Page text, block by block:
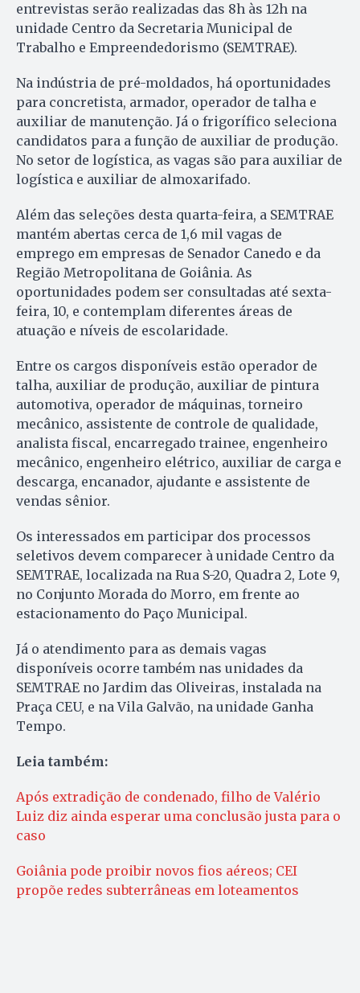
entrevistas serão realizadas das 8h às 12h na
unidade Centro da Secretaria Municipal de
Trabalho e Empreendedorismo (SEMTRAE).
Na indústria de pré-moldados, há oportunidades
para concretista, armador, operador de talha e
auxiliar de manutenção. Já o frigorífico seleciona
candidatos para a função de auxiliar de produção.
No setor de logística, as vagas são para auxiliar de
logística e auxiliar de almoxarifado.
Além das seleções desta quarta-feira, a SEMTRAE
mantém abertas cerca de 1,6 mil vagas de
emprego em empresas de Senador Canedo e da
Região Metropolitana de Goiânia. As
oportunidades podem ser consultadas até sexta-
feira, 10, e contemplam diferentes áreas de
atuação e níveis de escolaridade.
Entre os cargos disponíveis estão operador de
talha, auxiliar de produção, auxiliar de pintura
automotiva, operador de máquinas, torneiro
mecânico, assistente de controle de qualidade,
analista fiscal, encarregado trainee, engenheiro
mecânico, engenheiro elétrico, auxiliar de carga e
descarga, encanador, ajudante e assistente de
vendas sênior.
Os interessados em participar dos processos
seletivos devem comparecer à unidade Centro da
SEMTRAE, localizada na Rua S-20, Quadra 2, Lote 9,
no Conjunto Morada do Morro, em frente ao
estacionamento do Paço Municipal.
Já o atendimento para as demais vagas
disponíveis ocorre também nas unidades da
SEMTRAE no Jardim das Oliveiras, instalada na
Praça CEU, e na Vila Galvão, na unidade Ganha
Tempo.
Leia também:
Após extradição de condenado, filho de Valério
Luiz diz ainda esperar uma conclusão justa para o
caso
Goiânia pode proibir novos fios aéreos; CEI
propõe redes subterrâneas em loteamentos